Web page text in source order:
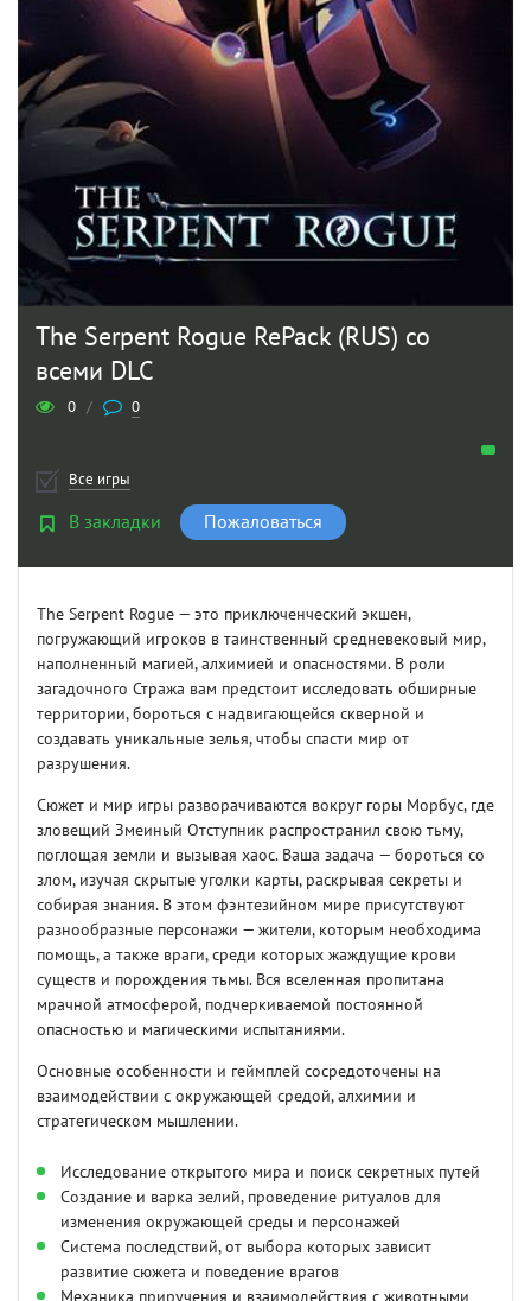
The Serpent Rogue RePack (RUS) со
всеми DLC
0 / 0
Все игры
В закладки Пожаловаться
The Serpent Rogue — это приключенческий экшен,
погружающий игроков в таинственный средневековый мир,
наполненный магией, алхимией и опасностями. В роли
загадочного Стража вам предстоит исследовать обширные
территории, бороться с надвигающейся скверной и
создавать уникальные зелья, чтобы спасти мир от
разрушения.
Сюжет и мир игры разворачиваются вокруг горы Морбус, где
зловещий Змеиный Отступник распространил свою тьму,
поглощая земли и вызывая хаос. Ваша задача — бороться со
злом, изучая скрытые уголки карты, раскрывая секреты и
собирая знания. В этом фэнтезийном мире присутствуют
разнообразные персонажи — жители, которым необходима
помощь, а также враги, среди которых жаждущие крови
существ и порождения тьмы. Вся вселенная пропитана
мрачной атмосферой, подчеркиваемой постоянной
опасностью и магическими испытаниями.
Основные особенности и геймплей сосредоточены на
взаимодействии с окружающей средой, алхимии и
стратегическом мышлении.
Исследование открытого мира и поиск секретных путей
Создание и варка зелий, проведение ритуалов для
изменения окружающей среды и персонажей
Система последствий, от выбора которых зависит
развитие сюжета и поведение врагов
Механика приручения и взаимодействия с животными